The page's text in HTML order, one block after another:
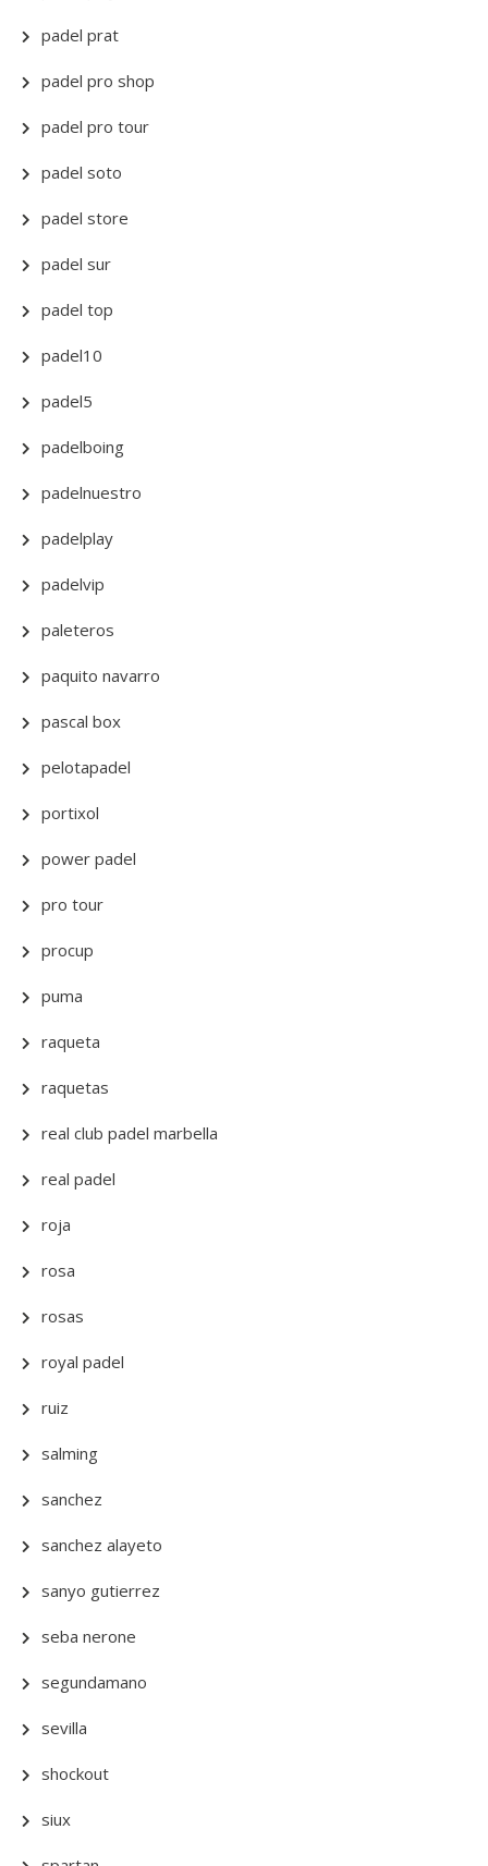
padel prat
padel pro shop
padel pro tour
padel soto
padel store
padel sur
padel top
padel10
padel5
padelboing
padelnuestro
padelplay
padelvip
paleteros
paquito navarro
pascal box
pelotapadel
portixol
power padel
pro tour
procup
puma
raqueta
raquetas
real club padel marbella
real padel
roja
rosa
rosas
royal padel
ruiz
salming
sanchez
sanchez alayeto
sanyo gutierrez
seba nerone
segundamano
sevilla
shockout
siux